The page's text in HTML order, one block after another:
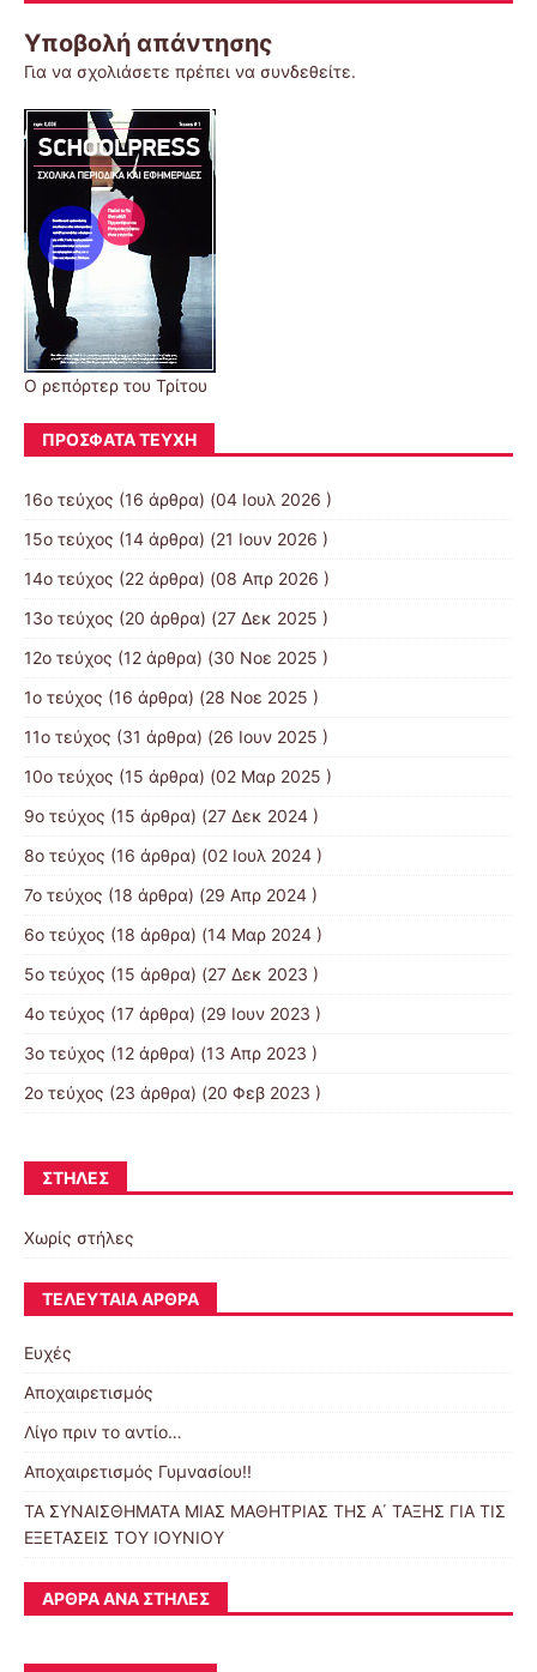
Υποβολή απάντησης
Για να σχολιάσετε πρέπει να συνδεθείτε.
Ο ρεπόρτερ του Τρίτου
ΠΡΌΣΦΑΤΑ ΤΕΎΧΗ
16ο τεύχος (16 άρθρα) (04 Ιουλ 2026 )
15ο τεύχος (14 άρθρα) (21 Ιουν 2026 )
14ο τεύχος (22 άρθρα) (08 Απρ 2026 )
13ο τεύχος (20 άρθρα) (27 Δεκ 2025 )
12ο τεύχος (12 άρθρα) (30 Νοε 2025 )
1ο τεύχος (16 άρθρα) (28 Νοε 2025 )
11ο τεύχος (31 άρθρα) (26 Ιουν 2025 )
10ο τεύχος (15 άρθρα) (02 Μαρ 2025 )
9ο τεύχος (15 άρθρα) (27 Δεκ 2024 )
8ο τεύχος (16 άρθρα) (02 Ιουλ 2024 )
7ο τεύχος (18 άρθρα) (29 Απρ 2024 )
6ο τεύχος (18 άρθρα) (14 Μαρ 2024 )
5ο τεύχος (15 άρθρα) (27 Δεκ 2023 )
4ο τεύχος (17 άρθρα) (29 Ιουν 2023 )
3ο τεύχος (12 άρθρα) (13 Απρ 2023 )
2ο τεύχος (23 άρθρα) (20 Φεβ 2023 )
ΣΤΉΛΕΣ
Χωρίς στήλες
ΤΕΛΕΥΤΑΊΑ ΆΡΘΡΑ
Ευχές
Αποχαιρετισμός
Λίγο πριν το αντίο…
Αποχαιρετισμός Γυμνασίου!!
ΤΑ ΣΥΝΑΙΣΘΗΜΑΤΑ ΜΙΑΣ ΜΑΘΗΤΡΙΑΣ ΤΗΣ Α΄ ΤΑΞΗΣ ΓΙΑ ΤΙΣ
ΕΞΕΤΑΣΕΙΣ ΤΟΥ ΙΟΥΝΙΟΥ
ΆΡΘΡΑ ΑΝΆ ΣΤΉΛΕΣ